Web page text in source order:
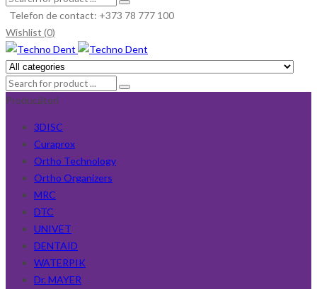
Telefon de contact: +373 78 777 100
Wishlist (0)
Producători
3DISC
Curaprox
Ortho Technology
Ortho Organizers
MRC
DTC
UNIVET
DENTAID
WATERPIK
Dr. MAYER